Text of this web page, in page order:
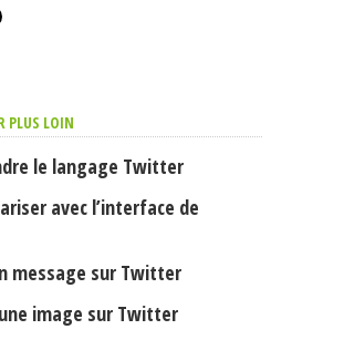
PLUS LOIN
le langage Twitter
avec l’interface de
message sur Twitter
image sur Twitter